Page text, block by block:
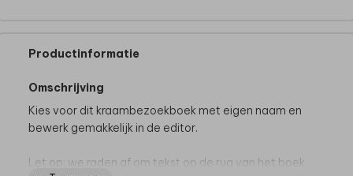
Productinformatie
Omschrijving
Kies voor dit kraambezoekboek met eigen naam en
bewerk gemakkelijk in de editor.
Let op: we raden af om tekst op de rug van het boek